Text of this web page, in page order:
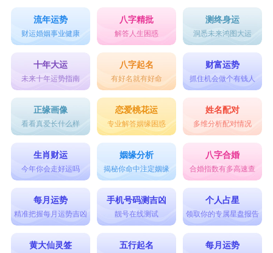
流年运势
财运婚姻事业健康
八字精批
解答人生困惑
测终身运
洞悉未来鸿图大运
十年大运
未来十年运势指南
八字起名
有好名就有好命
财富运势
抓住机会做个有钱人
正缘画像
看看真爱长什么样
恋爱桃花运
专业解答姻缘困惑
姓名配对
多维分析配对情况
生肖财运
今年你会走好运吗
姻缘分析
揭秘你命中注定姻缘
八字合婚
合婚指数有多高速查
每月运势
精准把握每月运势吉凶
手机号码测吉凶
靓号在线测试
个人占星
领取你的专属星盘报告
黄大仙灵签 五行起名 每月运势